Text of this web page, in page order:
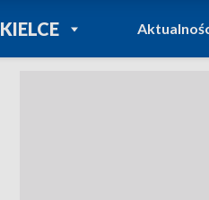
KIELCEPOWRÓT DO
TVP REGIONY